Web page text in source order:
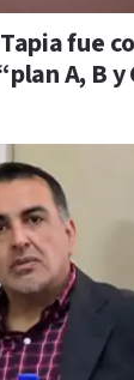
fue
A, B y